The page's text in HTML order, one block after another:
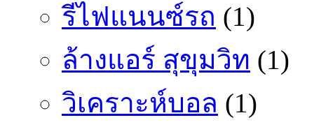
รีไฟแนนซ์รถ (1)
ล้างแอร์ สุขุมวิท (1)
วิเคราะห์บอล (1)